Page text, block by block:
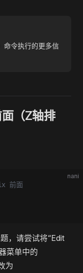
命令执行的更多信
（Z轴排
nani
前面
，请尝试将“Edit
菜单中的
为